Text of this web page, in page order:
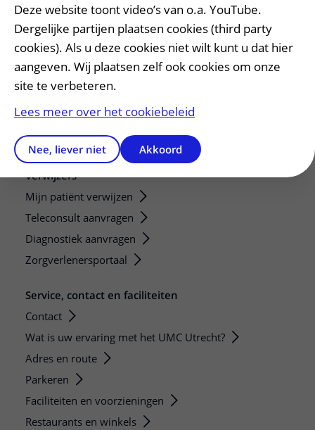
De Nieuwe Utrechtse School
Stage en opleidingsplaatsen
Research
Strategic programs
Researchers
Research technologies
Verwijzers
Mijn patiënt verwijzen
Teleconsult aanvragen
Diagnostiek aanvragen
Zorgverlenersportaal
Service, contact en faciliteiten
Contact
Wat is uw ervaring met het UMC Utrecht?
Adres en route
Parkeren
Faciliteiten en voorzieningen
Restaurants en winkels
Deze website toont video’s van o.a. YouTube.
Dergelijke partijen plaatsen cookies (third party
cookies). Als u deze cookies niet wilt kunt u dat hier
aangeven. Wij plaatsen zelf ook cookies om onze
site te verbeteren.
Lees meer over het cookiebeleid
Nee, liever niet Akkoord